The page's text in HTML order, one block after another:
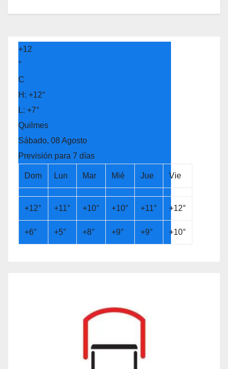
+12
°
C
H: +12°
L: +7°
Quilmes
Sábado, 08 Agosto
Previsión para 7 días
Dom Lun Mar Mié Jue Vie
+12° +11° +10° +10° +11° +12°
+6° +5° +8° +9° +9° +10°